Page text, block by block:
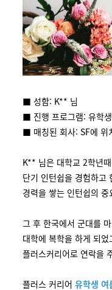
■ 성함: K** 님
■ 진행 프로그램: 유학
■ 매칭된 회사: SF에
K** 님은 대학교 2학년
단기 인턴쉽을 경험하고
경력을 쌓는 인턴쉽의
그 후 한국에서 군대를
대학에 복학을 하게 되
플러스커리어로 연락을
플러스 커리어 유학생